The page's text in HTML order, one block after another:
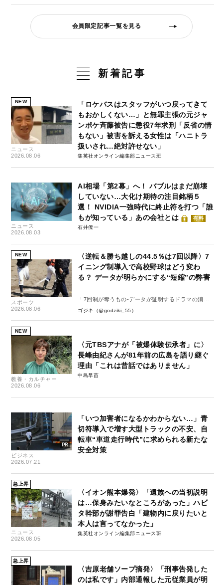
会員限定記事一覧を見る
新着記事
NEW
ニュース
2026.08.06
「ロケバスはスタッフがいつ戻ってきて
もおかしくない…」と無罪主張の元ジャ
ンポケ斉藤被告に懲役7年求刑「反省の情
もない」被害を訴える女性は「ハニトラ
扱いされ…絶対許せない」
集英社オンライン編集部ニュース班
ニュース
2026.08.03
AI相場「第2幕」へ！ バブルはまだ崩壊
していない…大化け期待の注目銘柄５
選！ NVIDIA一強時代に終止符を打つ「誰
もが知っている」あの会社とは
有料
石井僚一
NEW
スポーツ
2026.08.06
〈逆転＆勝ち越しの44.5％は7回以降〉7
イニング制導入で高校野球はどう変わ
る？ データが明らかにする“短縮”の弊害
「7回制が奪うもの-データが証明するドラマの消
失-」
ゴジキ（@godziki_55）
NEW
教養・カルチャー
2026.08.06
〈元TBSアナが「被爆体験伝承者」に〉
長峰由紀さんが81年前の広島を語り継ぐ
理由「これは昔話ではありません」
中島早苗
ビジネス
2026.07.21
「いつ加害者になるかわからない…」青
切符導入で増す大型トラックの不安、自
転車“車道走行時代”に求められる新たな
安全対策
急上昇
ニュース
2026.08.05
〈イオン熊本爆発〉「遺族への当初説明
は…保身みたいなところがあった」ハビ
タ幹部が謝罪告白「建物内に戻りたいと
本人は言ってなかった」
集英社オンライン編集部ニュース班
急上昇
〈吉原老舗ソープ摘発〉「刑事告発した
のは私です」内部通報した元従業員が明